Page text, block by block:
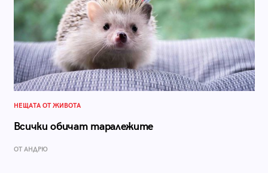
НЕЩАТА ОТ ЖИВОТА
Всички обичат таралежите
ОТ АНДРЮ